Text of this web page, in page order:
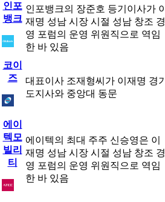
인포
뱅크
인포뱅크의 장준호 등기이사가 이
재명 성남 시장 시절 성남 창조 경
영 포럼의 운영 위원직으로 역임
한 바 있음
코이
즈
대표이사 조재형씨가 이재명 경기
도지사와 중앙대 동문
에이
텍모
빌리
티
에이텍의 최대 주주 신승영은 이
재명 성남 시장 시절 성남 창조 경
영 포럼의 운영 위원직으로 역임
한 바 있음